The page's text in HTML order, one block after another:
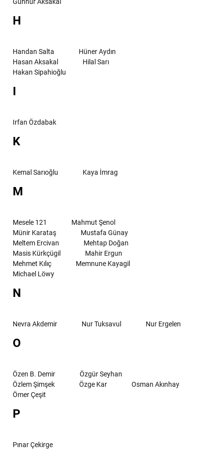
H
Handan Salta
Hüner Aydın
Hasan Aksakal
Hilal Sarı
Hakan Sipahioğlu
I
Irfan Özdabak
K
Kemal Sarıoğlu Kaya İmrag
M
Mesele 121
Mahmut Şenol
Münir Karataş
Mustafa Günay
Meltem Ercivan
Mehtap Doğan
Masis Kürkçügil
Mahir Ergun
Mehmet Kılıç
Memnune Kayagil
Michael Löwy
N
Nevra Akdemir Nur Tuksavul Nur Ergelen
O
Özen B. Demir
Özgür Seyhan
Özlem Şimşek
Özge Kar
Osman Akınhay
Ömer Çeşit
P
Pınar Çekirge